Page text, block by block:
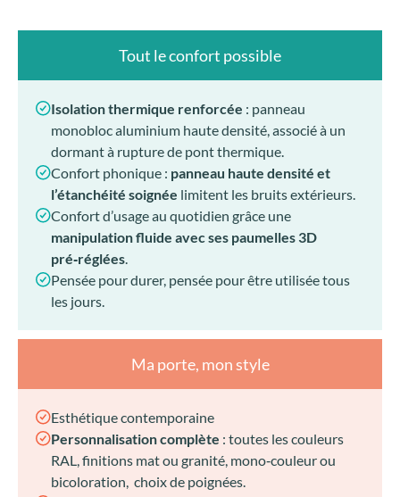
Tout le confort possible
Isolation thermique renforcée : panneau
monobloc aluminium haute densité, associé à un
dormant à rupture de pont thermique.
Confort phonique : panneau haute densité et
l’étanchéité soignée limitent les bruits extérieurs.
Confort d’usage au quotidien grâce une
manipulation fluide avec ses paumelles 3D
pré‑réglées.
Pensée pour durer, pensée pour être utilisée tous
les jours.
Ma porte, mon style
Esthétique contemporaine
Personnalisation complète : toutes les couleurs
RAL, finitions mat ou granité, mono‑couleur ou
bicoloration, choix de poignées.